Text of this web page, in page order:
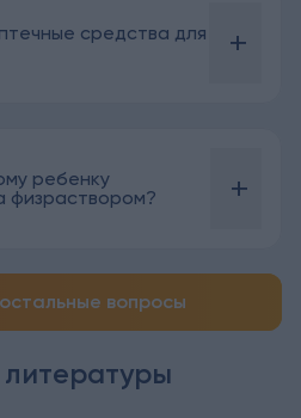
средства для
+
ребенку
физраствором?
+
вопросы